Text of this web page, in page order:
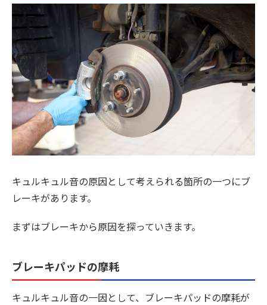
キュルキュル音の原因として考えられる箇所の一つにブ
レーキがあります。
まずはブレーキから原因を探っていきます。
ブレーキパッドの摩耗
キュルキュル音の一因として、ブレーキパッドの摩耗が